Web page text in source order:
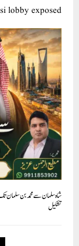
lobby exposed
شاہ سلمان سے محمد بن سلمان
تشکیل